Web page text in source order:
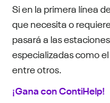
Si en la primera línea
que necesita o
pasará a las
especializadas como
entre otros.
¡Gana con ContiHelp!